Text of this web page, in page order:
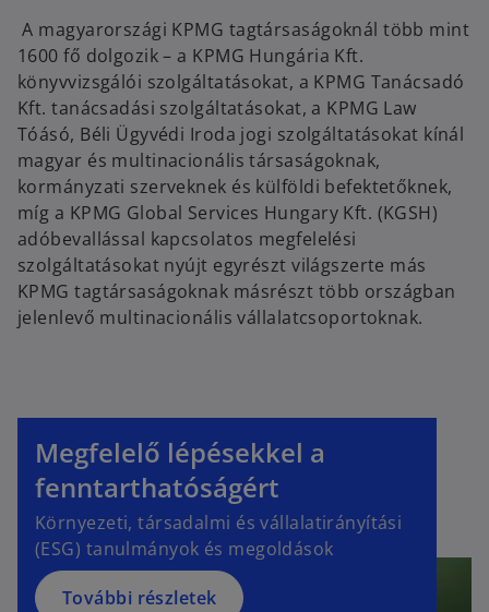
A magyarországi KPMG tagtársaságoknál több mint
1600 fő dolgozik – a KPMG Hungária Kft.
könyvvizsgálói szolgáltatásokat, a KPMG Tanácsadó
Kft. tanácsadási szolgáltatásokat, a KPMG Law
Tóásó, Béli Ügyvédi Iroda jogi szolgáltatásokat kínál
magyar és multinacionális társaságoknak,
kormányzati szerveknek és külföldi befektetőknek,
míg a KPMG Global Services Hungary Kft. (KGSH)
adóbevallással kapcsolatos megfelelési
szolgáltatásokat nyújt egyrészt világszerte más
KPMG tagtársaságoknak másrészt több országban
jelenlevő multinacionális vállalatcsoportoknak.
Megfelelő lépésekkel a
fenntarthatóságért
Környezeti, társadalmi és vállalatirányítási
(ESG) tanulmányok és megoldások
További részletek